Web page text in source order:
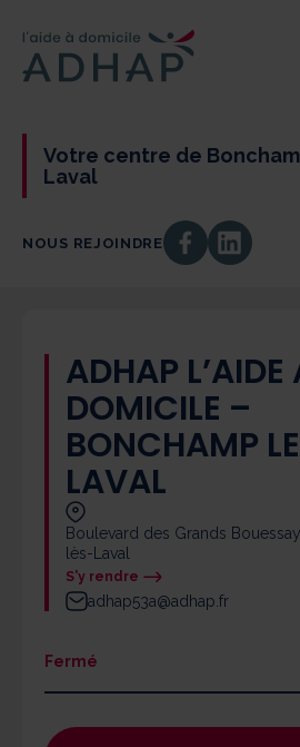
Votre centre de
Laval
NOUS REJOINDRE
ADHAP L’AIDE
DOMICILE –
BONCHAMP
LAVAL
Boulevard des Grands
lès-Laval
S'y rendre
adhap53a@adhap.fr
Fermé
Mardi
09h